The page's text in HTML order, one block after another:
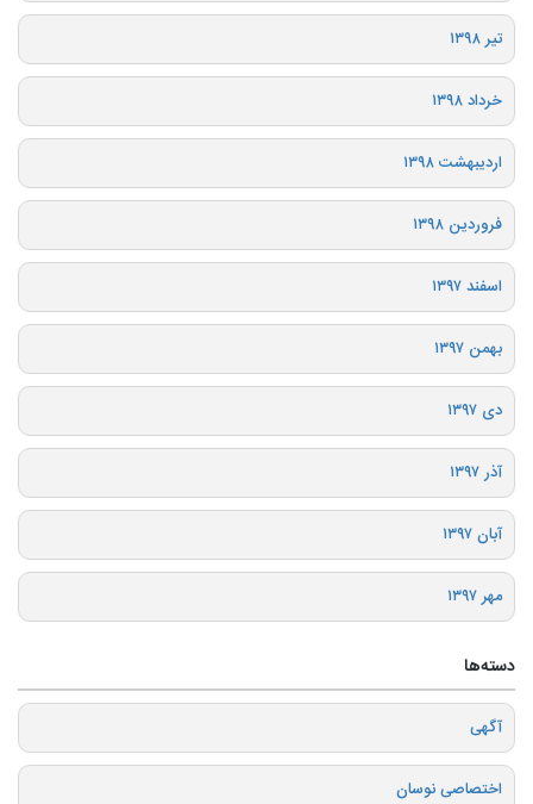
تیر ۱۳۹۸
خرداد ۱۳۹۸
اردیبهشت ۱۳۹۸
فروردین ۱۳۹۸
اسفند ۱۳۹۷
بهمن ۱۳۹۷
دی ۱۳۹۷
آذر ۱۳۹۷
آبان ۱۳۹۷
مهر ۱۳۹۷
دسته‌ها
آگهی
اختصاصی نوسان